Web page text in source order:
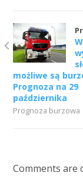
możliwe są
Prognoza na 29
października
Prognoza burzowa
Comments are